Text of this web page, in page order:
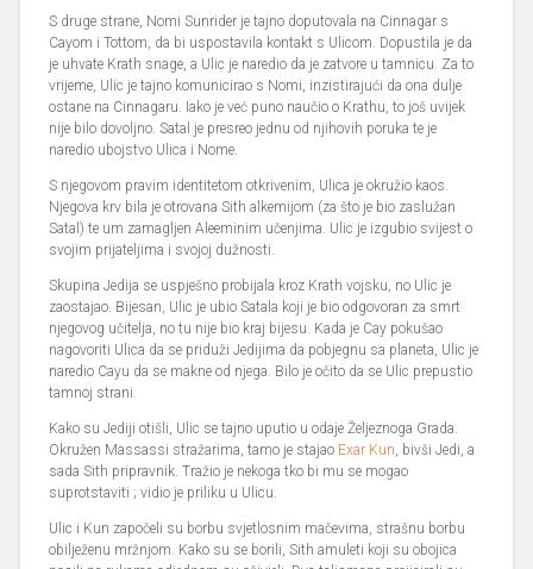
S druge strane, Nomi Sunrider je tajno doputovala na Cinnagar s
Cayom i Tottom, da bi uspostavila kontakt s Ulicom. Dopustila je da
je uhvate Krath snage, a Ulic je naredio da je zatvore u tamnicu. Za to
vrijeme, Ulic je tajno komunicirao s Nomi, inzistirajući da ona dulje
ostane na Cinnagaru. Iako je već puno naučio o Krathu, to još uvijek
nije bilo dovoljno. Satal je presreo jednu od njihovih poruka te je
naredio ubojstvo Ulica i Nome.
S njegovom pravim identitetom otkrivenim, Ulica je okružio kaos.
Njegova krv bila je otrovana Sith alkemijom (za što je bio zaslužan
Satal) te um zamagljen Aleeminim učenjima. Ulic je izgubio svijest o
svojim prijateljima i svojoj dužnosti.
Skupina Jedija se uspješno probijala kroz Krath vojsku, no Ulic je
zaostajao. Bijesan, Ulic je ubio Satala koji je bio odgovoran za smrt
njegovog učitelja, no tu nije bio kraj bijesu. Kada je Cay pokušao
nagovoriti Ulica da se priduži Jedijima da pobjegnu sa planeta, Ulic je
naredio Cayu da se makne od njega. Bilo je očito da se Ulic prepustio
tamnoj strani.
Kako su Jediji otišli, Ulic se tajno uputio u odaje Željeznoga Grada.
Okružen Massassi stražarima, tamo je stajao Exar Kun, bivši Jedi, a
sada Sith pripravnik. Tražio je nekoga tko bi mu se mogao
suprotstaviti ; vidio je priliku u Ulicu.
Ulic i Kun započeli su borbu svjetlosnim mačevima, strašnu borbu
obilježenu mržnjom. Kako su se borili, Sith amuleti koji su obojica